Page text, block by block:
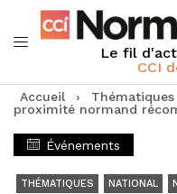
Le fil
CCI
Accueil › Thématiques
proximité normand
Événements
THÉMATIQUES NATIONAL